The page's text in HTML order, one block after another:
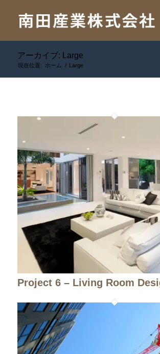
アーカイブ: Large
現在位置: ホーム / Large
Project 6 – Living Room